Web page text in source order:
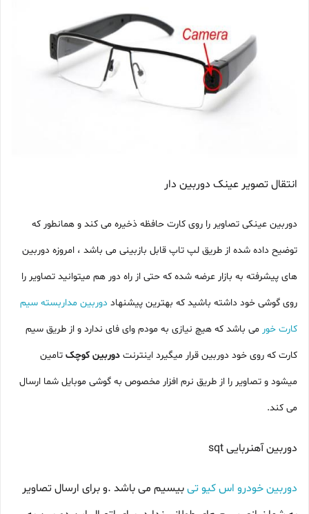
انتقال تصویر عینک دوربین دار
دوربین عینکی تصاویر را روی کارت حافظه ذخیره می کند و همانطور که
توضیح داده شده از طریق لپ تاپ قابل بازبینی می باشد ، امروزه دوربین
های پیشرفته به بازار عرضه شده که حتی از راه دور هم میتوانید تصاویر را
روی گوشی خود داشته باشید که بهترین پیشنهاد دوربین مداربسته سیم
کارت خور می باشد که هیچ نیازی به مودم وای فای ندارد و از طریق سیم
کارت که روی خود دوربین قرار میگیرد اینترنت دوربین کوچک تامین
میشود و تصاویر را از طریق نرم افزار مخصوص به گوشی موبایل شما ارسال
می کند.
دوربین آهنربایی sqt
دوربین خودرو اس کیو تیبیسیم می باشد .و برای ارسال تصاویر